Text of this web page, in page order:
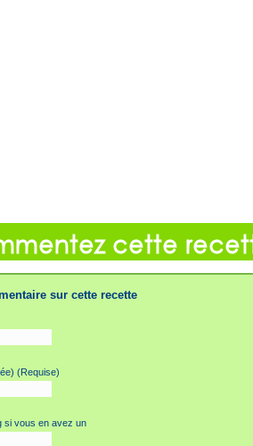
sur cette recette
(Requise)
si vous en avez un